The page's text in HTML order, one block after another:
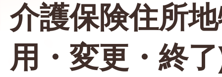
介護保険住所
用・変更・終